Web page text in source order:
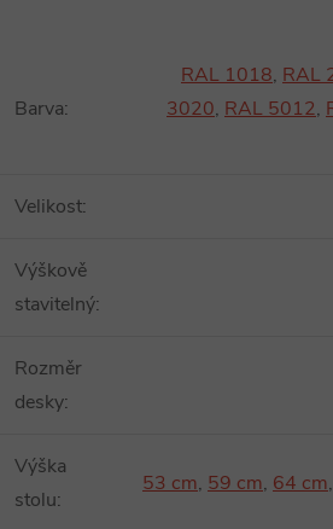
Barva:
RAL 1018, RAL
3020, RAL 5012,
Velikost:
Výškově
stavitelný:
Rozměr
desky:
Výška
stolu:
53 cm, 59 cm, 64 cm,